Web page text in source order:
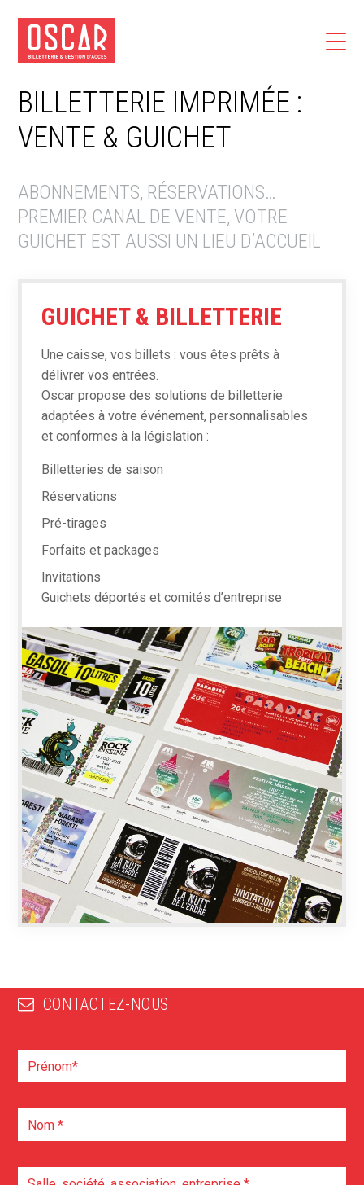
BILLETTERIE IMPRIMÉE :
VENTE & GUICHET
ABONNEMENTS, RÉSERVATIONS…
PREMIER CANAL DE VENTE, VOTRE
GUICHET EST AUSSI UN LIEU D’ACCUEIL
GUICHET & BILLETTERIE
Une caisse, vos billets : vous êtes prêts à
délivrer vos entrées.
Oscar propose des solutions de billetterie
adaptées à votre événement, personnalisables
et conformes à la législation :
Billetteries de saison
Réservations
Pré-tirages
Forfaits et packages
Invitations
Guichets déportés et comités d’entreprise
savoir
plus
CONTACTEZ-NOUS